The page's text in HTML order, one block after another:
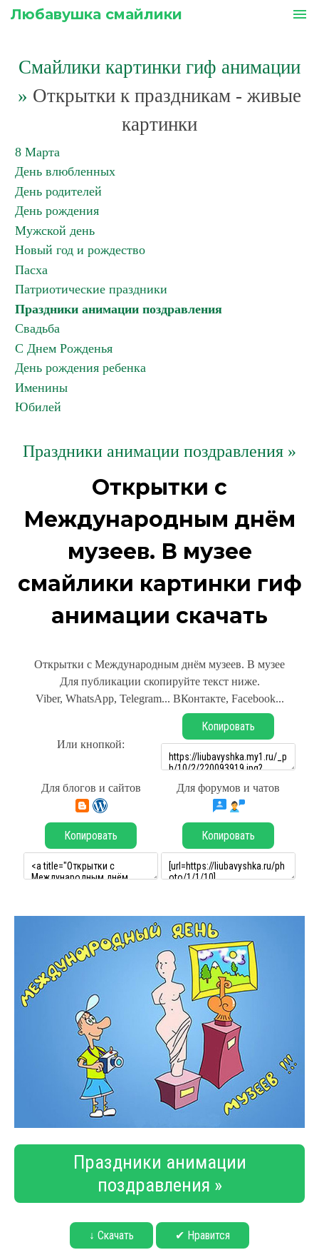
Любавушка смайлики menu
Смайлики картинки гиф анимации
» Открытки к праздникам - живые
картинки
8 Марта
День влюбленных
День родителей
День рождения
Мужской день
Новый год и рождество
Пасха
Патриотические праздники
Праздники анимации поздравления
Свадьба
С Днем Рожденья
День рождения ребенка
Именины
Юбилей
Праздники анимации поздравления »
Открытки с
Международным днём
музеев. В музее
смайлики картинки гиф
анимации скачать
Открытки с Международным днём музеев. В музее
Для публикации скопируйте текст ниже.
Viber, WhatsApp, Telegram... ВКонтакте, Facebook...
Или кнопкой:
Копировать
Для блогов и сайтов Для форумов и чатов
Копировать Копировать
Праздники анимации
поздравления »
↓ Скачать ✔ Нравится